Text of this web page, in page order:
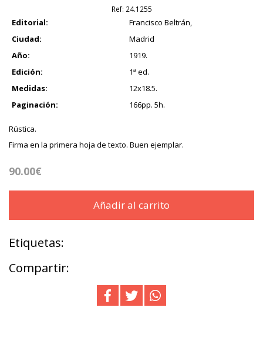
Ref: 24.1255
Editorial:
Francisco Beltrán,
Ciudad:
Madrid
Año:
1919.
Edición:
1ª ed.
Medidas:
12x18.5.
Paginación:
166pp. 5h.
Rústica.
Firma en la primera hoja de texto. Buen ejemplar.
90.00€
Añadir al carrito
Etiquetas:
Compartir: